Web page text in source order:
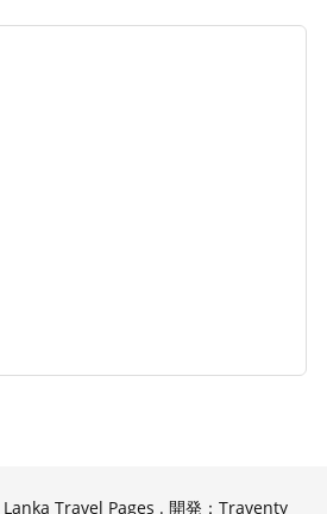
Travel Pages . 開発：Traventy